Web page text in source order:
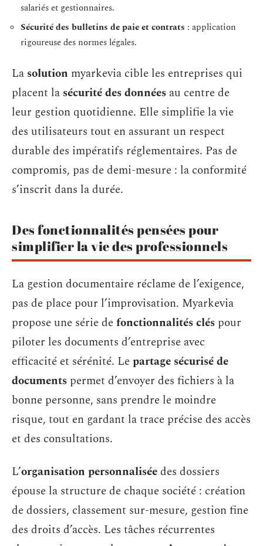
salariés et gestionnaires.
Sécurité des bulletins de paie et contrats : application
rigoureuse des normes légales.
La solution myarkevia cible les entreprises qui
placent la sécurité des données au centre de
leur gestion quotidienne. Elle simplifie la vie
des utilisateurs tout en assurant un respect
durable des impératifs réglementaires. Pas de
compromis, pas de demi-mesure : la conformité
s’inscrit dans la durée.
Des fonctionnalités pensées pour
simplifier la vie des professionnels
La gestion documentaire réclame de l’exigence,
pas de place pour l’improvisation. Myarkevia
propose une série defonctionnalités clés pour
piloter les documents d’entreprise avec
efficacité et sérénité. Lepartage sécurisé de
documents permet d’envoyer des fichiers à la
bonne personne, sans prendre le moindre
risque, tout en gardant la trace précise des accès
et des consultations.
L’organisation personnaliséedes dossiers
épouse la structure de chaque société : création
de dossiers, classement sur-mesure, gestion fine
des droits d’accès. Les tâches récurrentes